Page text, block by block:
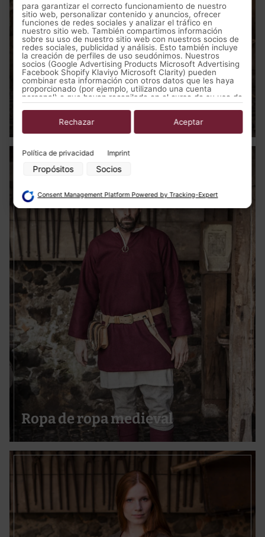
Ropa medieval
Ropa de ropa medieval
para garantizar el correcto funcionamiento de nuestro
sitio web, personalizar contenido y anuncios, ofrecer
funciones de redes sociales y analizar el tráfico en
nuestro sitio web. También compartimos información
sobre su uso de nuestro sitio web con nuestros socios de
redes sociales, publicidad y análisis. Esto también incluye
la creación de perfiles de uso seudónimos. Nuestros
socios (Google Advertising Products Microsoft Advertising
Facebook Shopify Klaviyo Microsoft Clarity) pueden
combinar esta información con otros datos que les haya
proporcionado (por ejemplo, utilizando una cuenta
personal) o que hayan recopilado en el curso de su uso de
los servicios (por ejemplo, datos de uso de otros
dispositivos). Puede revocar su consentimiento para el
uso de cookies y píxeles en cualquier momento haciendo
clic en el botón de privacidad izquierda a continuación y
Propósitos del procesamiento de datos por parte de
nuestros socios:
Uso de datos limitados para seleccionar anuncios básicos
Utilizar perfiles para seleccionar la publicidad personalizada
Crear un perfil para personalizar el contenido
Uso de perfiles para la selección de contenido personalizado
Medir el rendimiento de la publicidad
Medir el rendimiento del contenido
Comprender al público a través de estadísticas o a través de la
combinación de datos procedentes de diferentes fuentes
Desarrollo y mejora de los servicios
Uso de datos limitados con el objetivo de seleccionar el contenido
Características especiales:
Utilizar datos de localización geográfica precisa
Analizar activamente las características del dispositivo para su
identificación
Política de privacidad Imprint
Propósitos Socios
Rechazar Aceptar
Consent Management Platform Powered by Tracking-Expert